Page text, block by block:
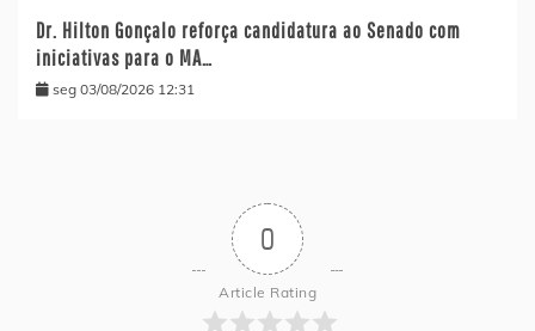
Dr. Hilton Gonçalo reforça candidatura ao Senado com
iniciativas para o MA…
seg 03/08/2026 12:31
0
Article Rating